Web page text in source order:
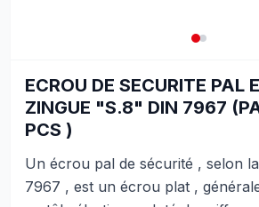
ECROU DE SECURITE PAL
ZINGUE "S.8" DIN 7967
PCS )
Un écrou pal de sécurité , selon
7967 , est un écrou plat ,